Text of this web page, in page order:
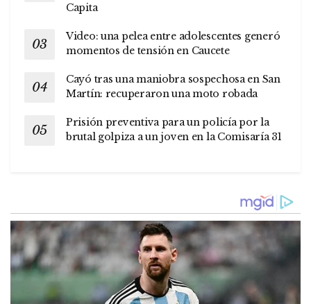
Capita
Video: una pelea entre adolescentes generó
momentos de tensión en Caucete
Cayó tras una maniobra sospechosa en San
Martín: recuperaron una moto robada
Prisión preventiva para un policía por la
brutal golpiza a un joven en la Comisaría 31